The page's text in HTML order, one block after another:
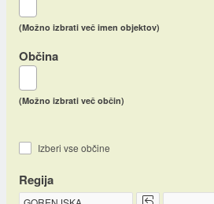
(Možno izbrati več imen objektov)
Občina
(Možno izbrati več občin)
Izberi vse občine
Regija